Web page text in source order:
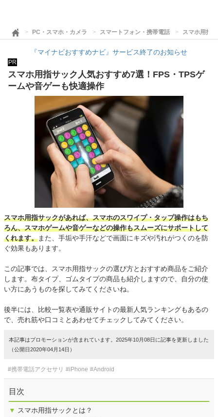
PC・スマホ・カメラ スマートフォン・携帯電話 スマホ用指
『マイナビおすすめナビ』サービス終了のお知らせ
PR
スマホ用指サック人気おすすめ7選！FPS・TPSゲ
ームや音ゲーも快適操作
スマホ用指サックがあれば、スマホのスワイプ・タップ操作はもち
ろん、スマホゲームや音ゲーなどの操作もスムーズにサポートして
くれます。また、手垢や手汗などで画面にキズや汚れがつくのを防
ぐ効果もあります。
この記事では、スマホ用指サックの選び方とおすすめ商品をご紹介
します。布タイプ、ゴムタイプの商品も紹介しますので、自分の使
い方にあうものを探してみてくださいね。
後半には、比較一覧表や通販サイトの最新人気ランキングもあるの
で、売れ筋や口コミとあわせてチェックしてみてください。
本記事はプロモーションが含まれています。2025年10月08日に記事を更新しました
（公開日2020年04月14日）
#携帯電話アクセサリ #iPhone #Android
目次
▼ スマホ用指サックとは？